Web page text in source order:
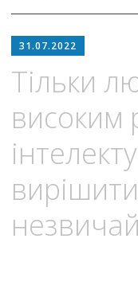
to
31.07.2022
Тільки
високим